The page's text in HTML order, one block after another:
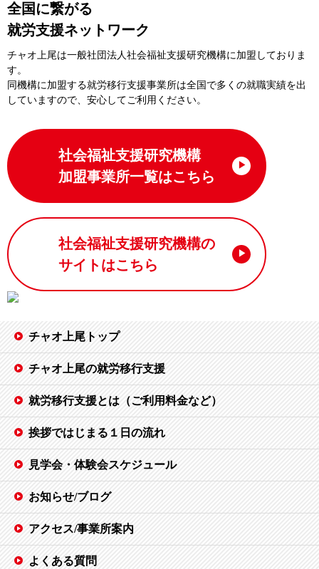
全国に繋がる
就労支援ネットワーク
チャオ上尾は一般社団法⼈社会福祉⽀援研究機構に加盟しておりま
す。
同機構に加盟する就労移⾏⽀援事業所は全国で多くの就職実績を出
していますので、安⼼してご利⽤ください。
社会福祉支援研究機構
加盟事業所一覧はこちら
社会福祉支援研究機構の
サイトはこちら
チャオ上尾トップ
チャオ上尾の就労移行支援
就労移行支援とは（ご利用料金など）
挨拶ではじまる１日の流れ
見学会・体験会スケジュール
お知らせ/ブログ
アクセス/事業所案内
よくある質問